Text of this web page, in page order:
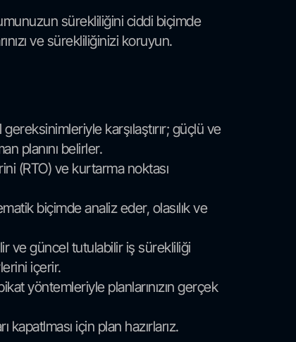
sürekliliğini ciddi biçimde
ve sürekliliğinizi koruyun.
karşılaştırır; güçlü ve
planını belirler.
(RTO) ve kurtarma noktası
biçimde analiz eder, olasılık ve
ve güncel tutulabilir iş sürekliliği
içerir.
yöntemleriyle planlarınızın gerçek
için plan hazırlarız.